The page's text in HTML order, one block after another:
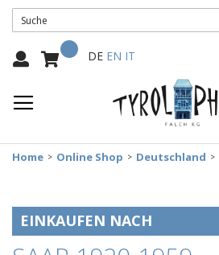
Mein Warenkorb
Select
DE EN IT
Home Online Shop Deutschland
EINKAUFEN NACH